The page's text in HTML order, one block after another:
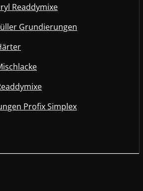
Readdymixe
Grundierungen
Profix Simplex